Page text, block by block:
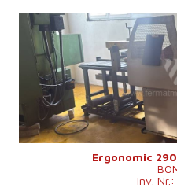
Baujahr:
Max. Durchmesser des
Materials
Maschinengewicht
Maschinenabmessungen L x B x H
Kontrollsystem
Ergonomic
Inv.